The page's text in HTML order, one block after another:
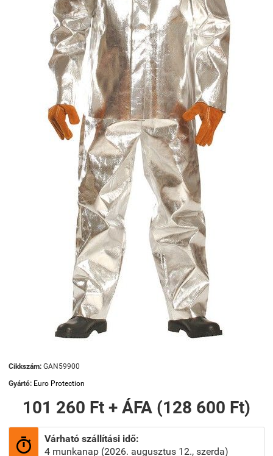
Cikkszám: GAN59900
Gyártó: Euro Protection
101 260 Ft + ÁFA (128 600 Ft)

Várható szállítási idő:
4 munkanap (2026. augusztus 12., szerda)